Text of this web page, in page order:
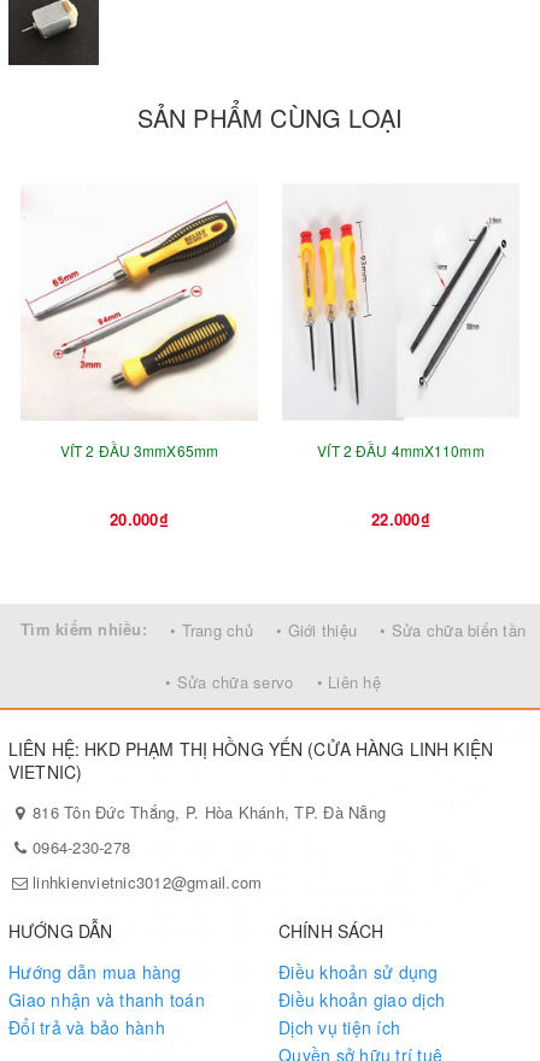
SẢN PHẨM CÙNG LOẠI
VÍT 2 ĐẦU 3mmX65mm
20.000₫
VÍT 2 ĐẦU 4mmX110mm
22.000₫
Tìm kiếm nhiều: • Trang chủ • Giới thiệu • Sửa chữa biến tần
• Sửa chữa servo • Liên hệ
LIÊN HỆ: HKD PHẠM THỊ HỒNG YẾN (CỬA HÀNG LINH KIỆN
VIETNIC)
816 Tôn Đức Thắng, P. Hòa Khánh, TP. Đà Nẵng
0964-230-278
linhkienvietnic3012@gmail.com
HƯỚNG DẪN
Hướng dẫn mua hàng
Giao nhận và thanh toán
Đổi trả và bảo hành
CHÍNH SÁCH
Điều khoản sử dụng
Điều khoản giao dịch
Dịch vụ tiện ích
Quyền sở hữu trí tuệ